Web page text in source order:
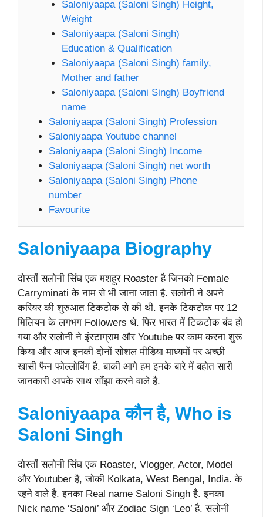
Saloniyaapa (Saloni Singh) Height,
Weight
Saloniyaapa (Saloni Singh)
Education & Qualification
Saloniyaapa (Saloni Singh) family,
Mother and father
Saloniyaapa (Saloni Singh) Boyfriend
name
Saloniyaapa (Saloni Singh) Profession
Saloniyaapa Youtube channel
Saloniyaapa (Saloni Singh) Income
Saloniyaapa (Saloni Singh) net worth
Saloniyaapa (Saloni Singh) Phone
number
Favourite
Saloniyaapa Biography
दोस्तों सलोनी सिंघ एक मशहूर Roaster है जिनको Female
Carryminati के नाम से भी जाना जाता है. सलोनी ने अपने
करियर की शुरुआत टिकटोक से की थी. इनके टिकटोक पर 12
मिलियन के लगभग Followers थे. फिर भारत में टिकटोक बंद हो
गया और सलोनी ने इंस्टाग्राम और Youtube पर काम करना शुरू
किया और आज इनकी दोनों सोशल मीडिया माध्यमों पर अच्छी
खासी फैन फोल्लोविंग है. बाकी आगे हम इनके बारे में बहोत सारी
जानकारी आपके साथ साँझा करने वाले है.
Saloniyaapa कौन है, Who is
Saloni Singh
दोस्तों सलोनी सिंघ एक Roaster, Vlogger, Actor, Model
और Youtuber है, जोकी Kolkata, West Bengal, India. के
रहने वाले है. इनका Real name Saloni Singh है. इनका
Nick name ‘Saloni’ और Zodiac Sign ‘Leo’ है. सलोनी